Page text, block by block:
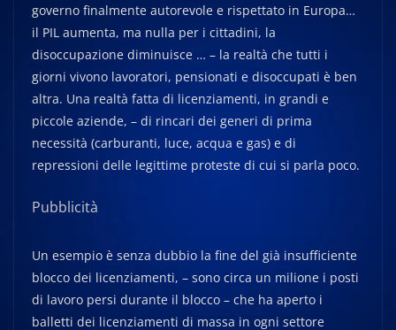
governo finalmente autorevole e rispettato in Europa…
il PIL aumenta, ma nulla per i cittadini, la
disoccupazione diminuisce … – la realtà che tutti i
giorni vivono lavoratori, pensionati e disoccupati è ben
altra. Una realtà fatta di licenziamenti, in grandi e
piccole aziende, – di rincari dei generi di prima
necessità (carburanti, luce, acqua e gas) e di
repressioni delle legittime proteste di cui si parla poco.
Pubblicità
Un esempio è senza dubbio la fine del già insufficiente
blocco dei licenziamenti, – sono circa un milione i posti
di lavoro persi durante il blocco – che ha aperto i
balletti dei licenziamenti di massa in ogni settore